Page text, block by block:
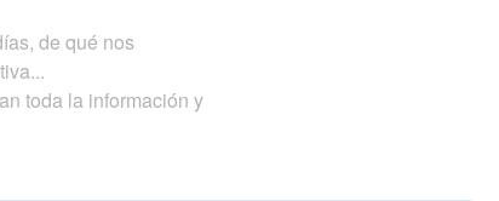
de qué nos
toda la información y